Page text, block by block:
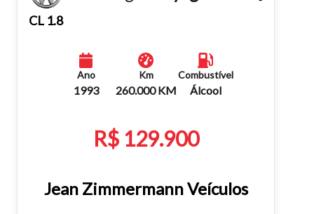
CL 1.8
Ano
1993
Km
260.000 KM
Combustível
Álcool
R$ 129.900
Jean Zimmermann Veículos